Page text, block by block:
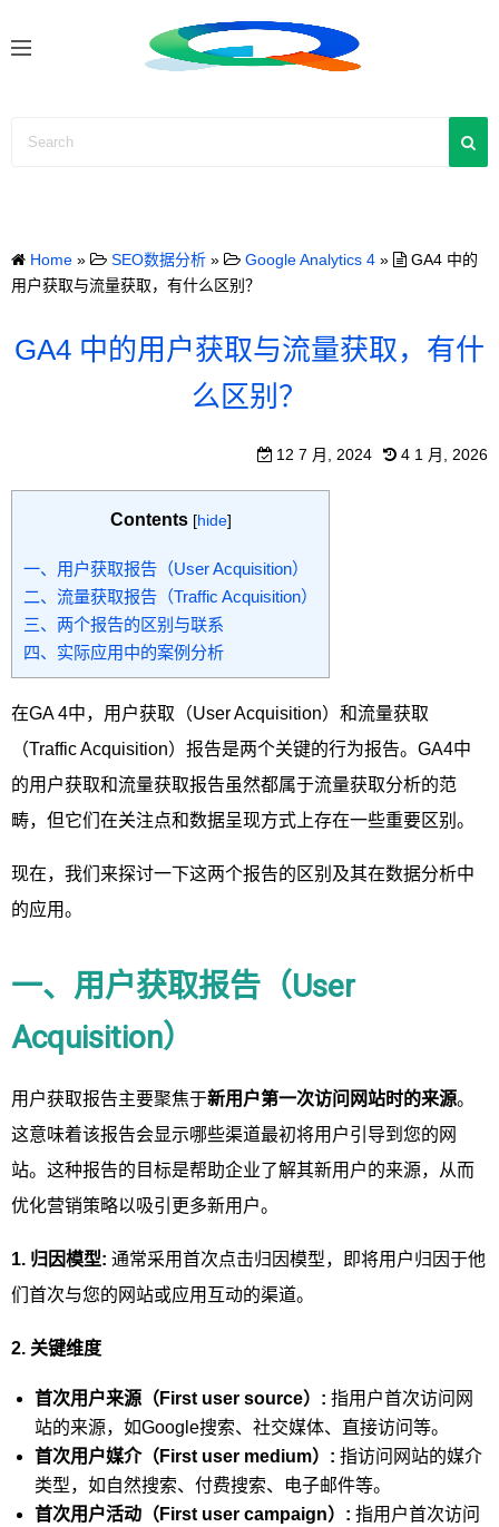
Home » SEO数据分析 » Google Analytics 4 »
GA4 中的
用户获取与流量获取，有什么区别？
GA4 中的用户获取与流量获取，有什
么区别？
12 7 月, 2024 4 1 月, 2026
Contents [hide]
一、用户获取报告（User Acquisition）
二、流量获取报告（Traffic Acquisition）
三、两个报告的区别与联系
四、实际应用中的案例分析
在GA 4中，用户获取（User Acquisition）和流量获取
（Traffic Acquisition）报告是两个关键的行为报告。GA4中
的用户获取和流量获取报告虽然都属于流量获取分析的范
畴，但它们在关注点和数据呈现方式上存在一些重要区别。
现在，我们来探讨一下这两个报告的区别及其在数据分析中
的应用。
一、用户获取报告（User
Acquisition）
用户获取报告主要聚焦于新用户第一次访问网站时的来源。
这意味着该报告会显示哪些渠道最初将用户引导到您的网
站。这种报告的目标是帮助企业了解其新用户的来源，从而
优化营销策略以吸引更多新用户。
1. 归因模型: 通常采用首次点击归因模型，即将用户归因于他
们首次与您的网站或应用互动的渠道。
2. 关键维度
首次用户来源（First user source）: 指用户首次访问网
站的来源，如Google搜索、社交媒体、直接访问等。
首次用户媒介（First user medium）: 指访问网站的媒介
类型，如自然搜索、付费搜索、电子邮件等。
首次用户活动（First user campaign）: 指用户首次访问